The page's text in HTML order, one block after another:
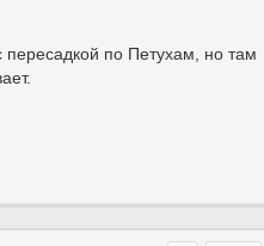
по Петухам, но там